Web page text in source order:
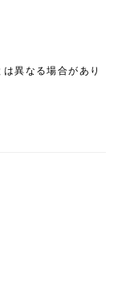
異なる場合があり